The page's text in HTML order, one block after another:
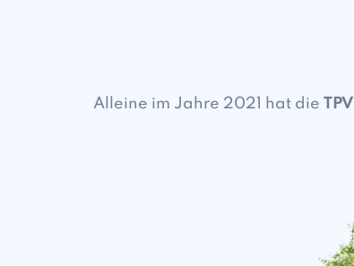
Alleine im Jahre 2021 hat die TPV